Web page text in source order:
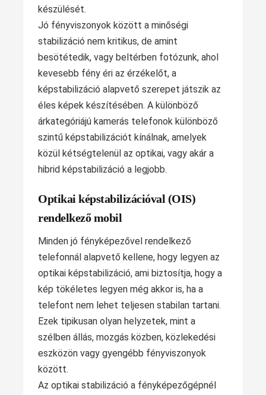
készülését.
Jó fényviszonyok között a minőségi
stabilizáció nem kritikus, de amint
besötétedik, vagy beltérben fotózunk, ahol
kevesebb fény éri az érzékelőt, a
képstabilizáció alapvető szerepet játszik az
éles képek készítésében. A különböző
árkategóriájú kamerás telefonok különböző
szintű képstabilizációt kínálnak, amelyek
közül kétségtelenül az optikai, vagy akár a
hibrid képstabilizáció a legjobb.
Optikai képstabilizációval (OIS)
rendelkező mobil
Minden jó fényképezővel rendelkező
telefonnál alapvető kellene, hogy legyen az
optikai képstabilizáció, ami biztosítja, hogy a
kép tökéletes legyen még akkor is, ha a
telefont nem lehet teljesen stabilan tartani.
Ezek tipikusan olyan helyzetek, mint a
szélben állás, mozgás közben, közlekedési
eszközön vagy gyengébb fényviszonyok
között.
Az optikai stabilizáció a fényképezőgépnél